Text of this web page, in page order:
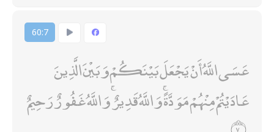
60:7
عَسَى اللَّهُ أَنْ يَجْعَلَ بَيْنَكُمْ وَبَيْنَ الَّذِينَ
عَادَيْتُمْ مِنْهُمْ مَوَدَّةً ۚ وَاللَّهُ قَدِيرٌ ۚ وَاللَّهُ غَفُورٌ رَحِيمٌ